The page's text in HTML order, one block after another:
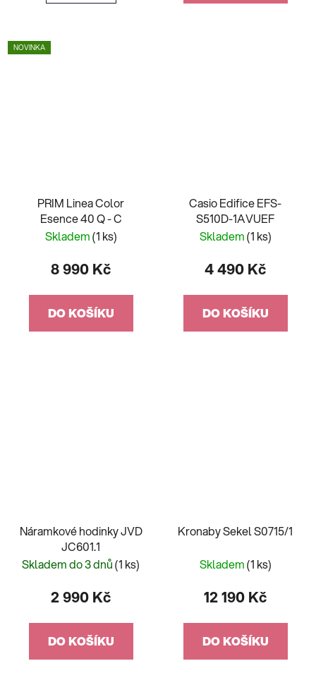
NOVINKA
PRIM Linea Color
Esence 40 Q - C
Skladem(1 ks)
8 990 Kč
DO KOŠÍKU
Casio Edifice EFS-
S510D-1AVUEF
Skladem(1 ks)
4 490 Kč
DO KOŠÍKU
Náramkové hodinky JVD
JC601.1
Skladem do 3 dnů(1 ks)
2 990 Kč
DO KOŠÍKU
Kronaby Sekel S0715/1
Skladem(1 ks)
12 190 Kč
DO KOŠÍKU